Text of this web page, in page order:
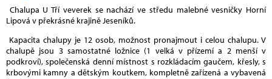
Chalupa U Tří veverek se nachází ve středu malebné vesničky Horní
Lipová v překrásné krajině Jeseníků.
Kapacita chalupy je 12 osob, možnost pronajmout i celou chalupu. V
chalupě jsou 3 samostatné ložnice (1 velká v přízemí a 2 menší v
podkroví), společenská denní místnost s rozkládacím gaučem, křesly, s
krbovými kamny a dětským koutkem, kompletně zařízená a vybavená